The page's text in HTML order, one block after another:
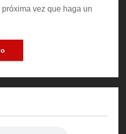
vez que haga un